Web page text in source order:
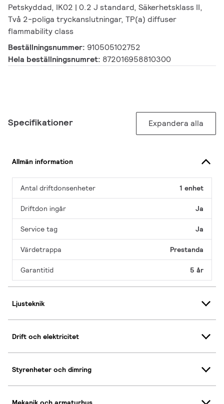
Petskyddad, IK02 | 0.2 J standard, Säkerhetsklass II,
Två 2-poliga tryckanslutningar, TP(a) diffuser
flammability class
Beställningsnummer: 910505102752
Hela beställningsnumret: 872016958810300
Specifikationer Expandera alla
Allmän information
Antal driftdonsenheter 1 enhet
Driftdon ingår Ja
Service tag Ja
Värdetrappa Prestanda
Garantitid 5 år
Ljusteknik
Drift och elektricitet
Styrenheter och dimring